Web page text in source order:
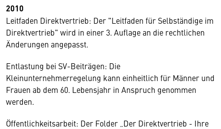
2010
Leitfaden Direktvertrieb: Der "Leitfaden für Selbständige im
Direktvertrieb" wird in einer 3. Auflage an die rechtlichen
Änderungen angepasst.
Entlastung bei SV-Beiträgen: Die
Kleinunternehmerregelung kann einheitlich für Männer und
Frauen ab dem 60. Lebensjahr in Anspruch genommen
werden.
Öffentlichkeitsarbeit: Der Folder „Der Direktvertrieb - Ihre